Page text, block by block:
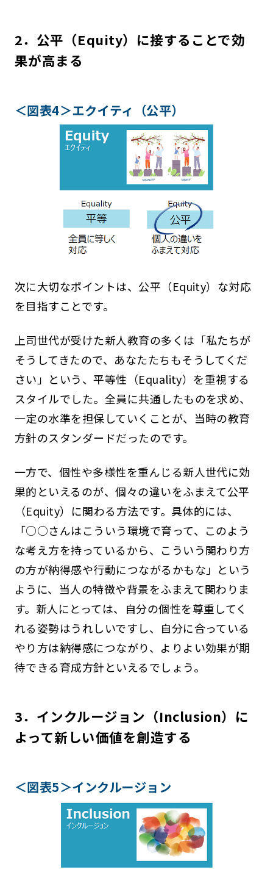
2．公平（Equity）に接することで効
果が高まる
＜図表4＞エクイティ（公平）
次に大切なポイントは、公平（Equity）な対応
を目指すことです。
上司世代が受けた新人教育の多くは「私たちが
そうしてきたので、あなたたちもそうしてくだ
さい」という、平等性（Equality）を重視する
スタイルでした。全員に共通したものを求め、
一定の水準を担保していくことが、当時の教育
方針のスタンダードだったのです。
一方で、個性や多様性を重んじる新人世代に効
果的といえるのが、個々の違いをふまえて公平
（Equity）に関わる方法です。具体的には、
「○○さんはこういう環境で育って、このよう
な考え方を持っているから、こういう関わり方
の方が納得感や行動につながるかもな」という
ように、当人の特徴や背景をふまえて関わりま
す。新人にとっては、自分の個性を尊重してく
れる姿勢はうれしいですし、自分に合っている
やり方は納得感につながり、よりよい効果が期
待できる育成方針といえるでしょう。
3．インクルージョン（Inclusion）に
よって新しい価値を創造する
＜図表5＞インクルージョン